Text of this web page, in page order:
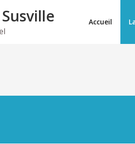
Accueil